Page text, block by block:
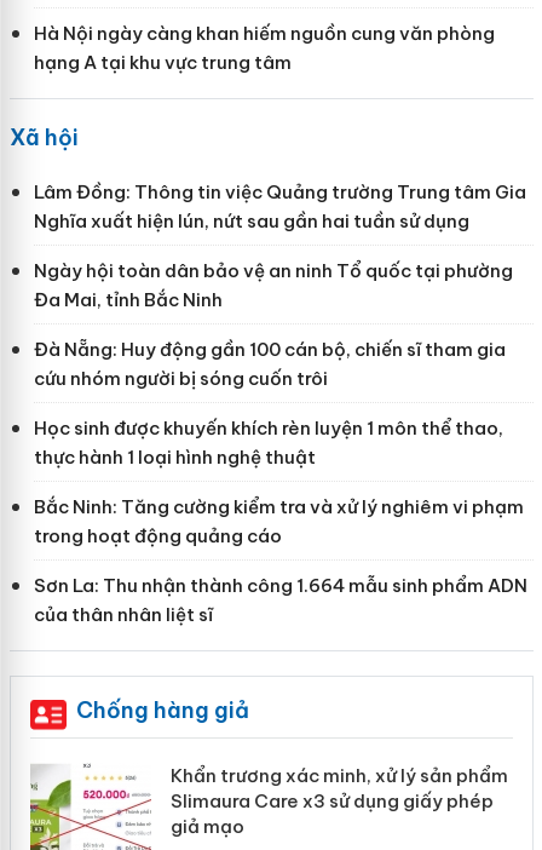
Hà Nội ngày càng khan hiếm nguồn cung văn phòng
hạng A tại khu vực trung tâm
Xã hội
Lâm Đồng: Thông tin việc Quảng trường Trung tâm Gia
Nghĩa xuất hiện lún, nứt sau gần hai tuần sử dụng
Ngày hội toàn dân bảo vệ an ninh Tổ quốc tại phường
Đa Mai, tỉnh Bắc Ninh
Đà Nẵng: Huy động gần 100 cán bộ, chiến sĩ tham gia
cứu nhóm người bị sóng cuốn trôi
Học sinh được khuyến khích rèn luyện 1 môn thể thao,
thực hành 1 loại hình nghệ thuật
Bắc Ninh: Tăng cường kiểm tra và xử lý nghiêm vi phạm
trong hoạt động quảng cáo
Sơn La: Thu nhận thành công 1.664 mẫu sinh phẩm ADN
của thân nhân liệt sĩ
Chống hàng giả
Khẩn trương xác minh, xử lý sản phẩm
Slimaura Care x3 sử dụng giấy phép
giả mạo